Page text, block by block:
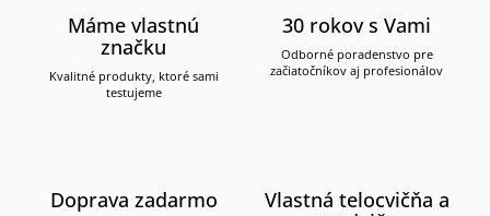
Máme vlastnú
značku
Kvalitné produkty, ktoré sami
testujeme
30 rokov s Vami
Odborné poradenstvo pre
začiatočníkov aj profesionálov
Doprava zadarmo
Vlastná telocvičňa a